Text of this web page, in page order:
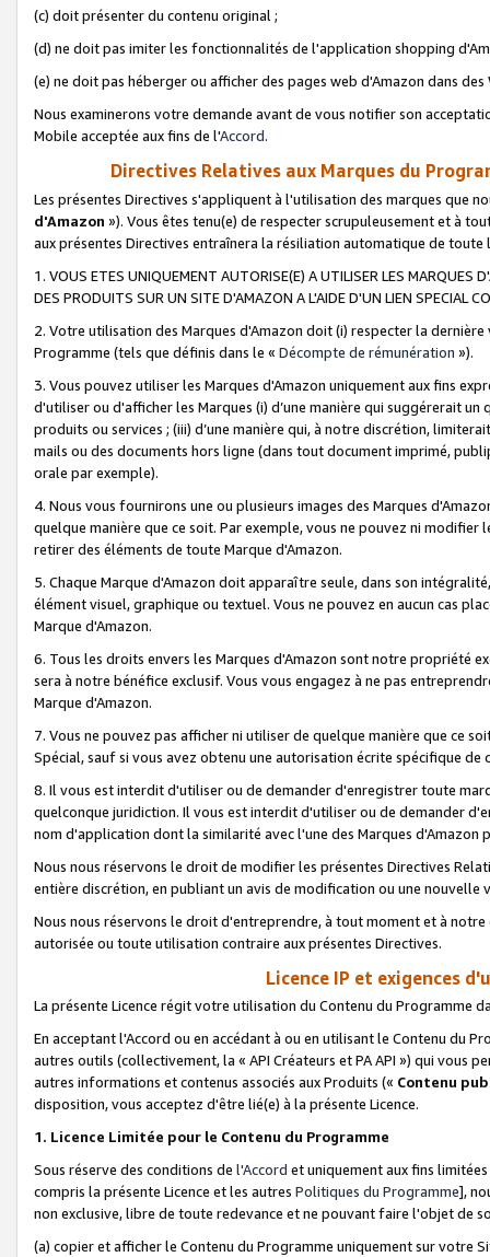
(c) doit présenter du contenu original ;
(d) ne doit pas imiter les fonctionnalités de l'application shopping
(e) ne doit pas héberger ou afficher des pages web d'Amazon dans
Nous examinerons votre demande avant de vous notifier son
Mobile acceptée aux fins de l'Accord.
Directives Relatives aux Marques du
Les présentes Directives s'appliquent à l'utilisation des marques que
d'Amazon »). Vous êtes tenu(e) de respecter scrupuleusement et à
aux présentes Directives entraînera la résiliation automatique de
1. VOUS ETES UNIQUEMENT AUTORISE(E) A UTILISER LES MARQUES
DES PRODUITS SUR UN SITE D'AMAZON A L'AIDE D'UN LIEN SPECIAL
2. Votre utilisation des Marques d'Amazon doit (i) respecter la
Programme (tels que définis dans le « Décompte de rémunération »).
3. Vous pouvez utiliser les Marques d'Amazon uniquement aux fins
d'utiliser ou d'afficher les Marques (i) d’une manière qui suggérerait
produits ou services ; (iii) d’une manière qui, à notre discrétion,
mails ou des documents hors ligne (dans tout document imprimé,
orale par exemple).
4. Nous vous fournirons une ou plusieurs images des Marques
quelque manière que ce soit. Par exemple, vous ne pouvez ni
retirer des éléments de toute Marque d'Amazon.
5. Chaque Marque d'Amazon doit apparaître seule, dans son
élément visuel, graphique ou textuel. Vous ne pouvez en aucun cas
Marque d'Amazon.
6. Tous les droits envers les Marques d'Amazon sont notre propriété
sera à notre bénéfice exclusif. Vous vous engagez à ne pas
Marque d'Amazon.
7. Vous ne pouvez pas afficher ni utiliser de quelque manière que ce
Spécial, sauf si vous avez obtenu une autorisation écrite spécifique de
8. Il vous est interdit d'utiliser ou de demander d'enregistrer toute
quelconque juridiction. Il vous est interdit d'utiliser ou de demander
nom d'application dont la similarité avec l'une des Marques
Nous nous réservons le droit de modifier les présentes Directives
entière discrétion, en publiant un avis de modification ou une nouvelle
Nous nous réservons le droit d'entreprendre, à tout moment et à
autorisée ou toute utilisation contraire aux présentes Directives.
Licence IP et exigences
La présente Licence régit votre utilisation du Contenu du Programme
En acceptant l'Accord ou en accédant à ou en utilisant le Contenu du
autres outils (collectivement, la « API Créateurs et PA API ») qui vous
autres informations et contenus associés aux Produits (« Contenu
disposition, vous acceptez d'être lié(e) à la présente Licence.
1. Licence Limitée pour le Contenu du Programme
Sous réserve des conditions de l'Accord et uniquement aux fins
compris la présente Licence et les autres Politiques du Programme],
non exclusive, libre de toute redevance et ne pouvant faire l'objet de
(a) copier et afficher le Contenu du Programme uniquement sur votre